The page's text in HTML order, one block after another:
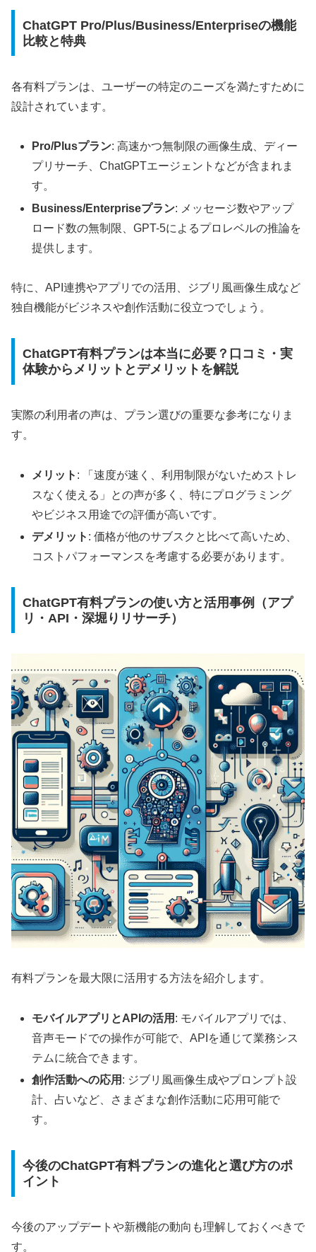
ChatGPT Pro/Plus/Business/Enterpriseの機能
比較と特典
各有料プランは、ユーザーの特定のニーズを満たすために
設計されています。
Pro/Plusプラン: 高速かつ無制限の画像生成、ディー
プリサーチ、ChatGPTエージェントなどが含まれま
す。
Business/Enterpriseプラン: メッセージ数やアップ
ロード数の無制限、GPT-5によるプロレベルの推論を
提供します。
特に、API連携やアプリでの活用、ジブリ風画像生成など
独自機能がビジネスや創作活動に役立つでしょう。
ChatGPT有料プランは本当に必要？口コミ・実
体験からメリットとデメリットを解説
実際の利用者の声は、プラン選びの重要な参考になりま
す。
メリット : 「速度が速く、利用制限がないためストレ
スなく使える」との声が多く、特にプログラミング
やビジネス用途での評価が高いです。
デメリット : 価格が他のサブスクと比べて高いため、
コストパフォーマンスを考慮する必要があります。
ChatGPT有料プランの使い方と活用事例（アプ
リ・API・深堀りリサーチ）
有料プランを最大限に活用する方法を紹介します。
モバイルアプリとAPIの活用 : モバイルアプリでは、
音声モードでの操作が可能で、APIを通じて業務シス
テムに統合できます。
創作活動への応用 : ジブリ風画像生成やプロンプト設
計、占いなど、さまざまな創作活動に応用可能で
す。
今後のChatGPT有料プランの進化と選び方のポ
イント
今後のアップデートや新機能の動向も理解しておくべきで
す。